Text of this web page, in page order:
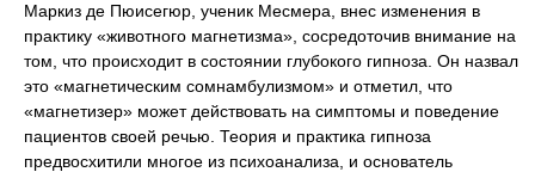
Маркиз де Пюисегюр, ученик Месмера, внес изменения в
практику «животного магнетизма», сосредоточив внимание на
том, что происходит в состоянии глубокого гипноза. Он назвал
это «магнетическим сомнамбулизмом» и отметил, что
«магнетизер» может действовать на симптомы и поведение
пациентов своей речью. Теория и практика гипноза
предвосхитили многое из психоанализа, и основатель